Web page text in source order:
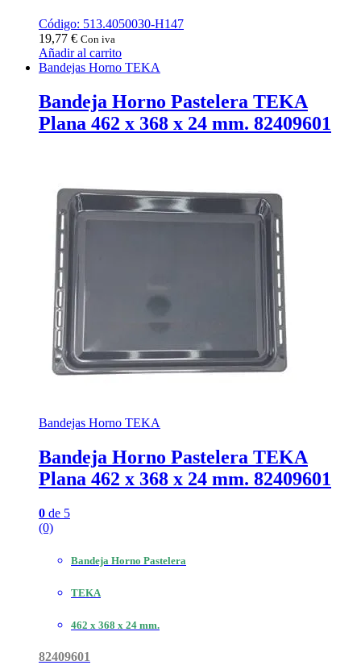
Código: 513.4050030-H147
19,77 € Con iva
Añadir al carrito
Bandejas Horno TEKA
Bandeja Horno Pastelera TEKA
Plana 462 x 368 x 24 mm. 82409601
Bandejas Horno TEKA
Bandeja Horno Pastelera TEKA
Plana 462 x 368 x 24 mm. 82409601
0 de 5
(0)
Bandeja Horno Pastelera
TEKA
462 x 368 x 24 mm.
82409601